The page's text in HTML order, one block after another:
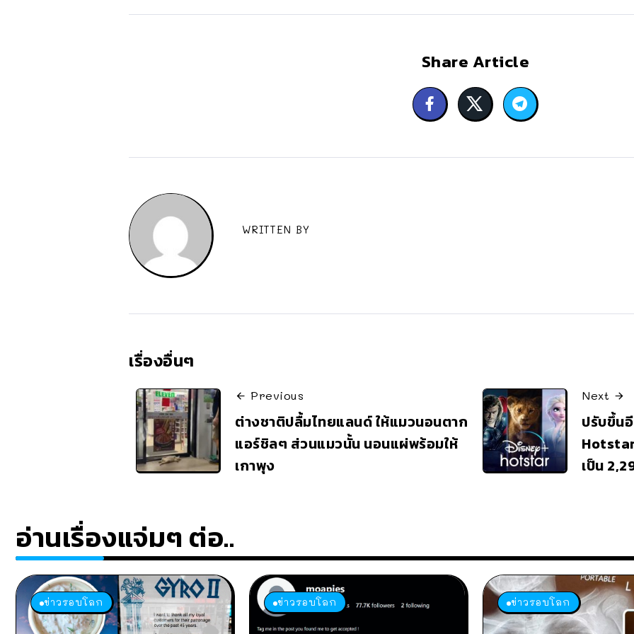
Share Article
WRITTEN BY
เรื่องอื่นๆ
Previous
ต่างชาติปลื้มไทยแลนด์ ให้แมวนอนตาก
แอร์ชิลๆ ส่วนแมวนั้น นอนแผ่พร้อมให้
เกาพุง
Next
ปรับขึ้น
เป็น
อ่านเรื่องแจ่มๆ ต่อ..
ข่าวรอบโลก ข่าวรอบโลก ข่าวรอบโลก